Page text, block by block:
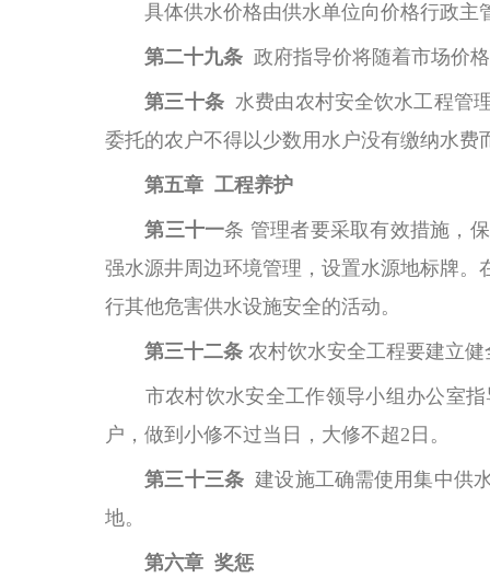
具体供水价格由供水单位向价格行政
第二十九条 政府指导价将随着市场价
第三十条 水费由农村安全饮水工程管
委托的农户不得以少数用水户没有缴纳水费
第五章 工程养护
第三十一条 管理者要采取有效措施，
强水源井周边环境管理，设置水源地标牌。
行其他危害供水设施安全的活动。
第三十二条 农村饮水安全工程要建立
市农村饮水安全工作领导小组办公室
户，做到小修不过当日，大修不超2日。
第三十三条 建设施工确需使用集中供
地。
第六章 奖惩